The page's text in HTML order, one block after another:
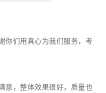
你们用真心为我们服务，考
意，整体效果很好，质量也